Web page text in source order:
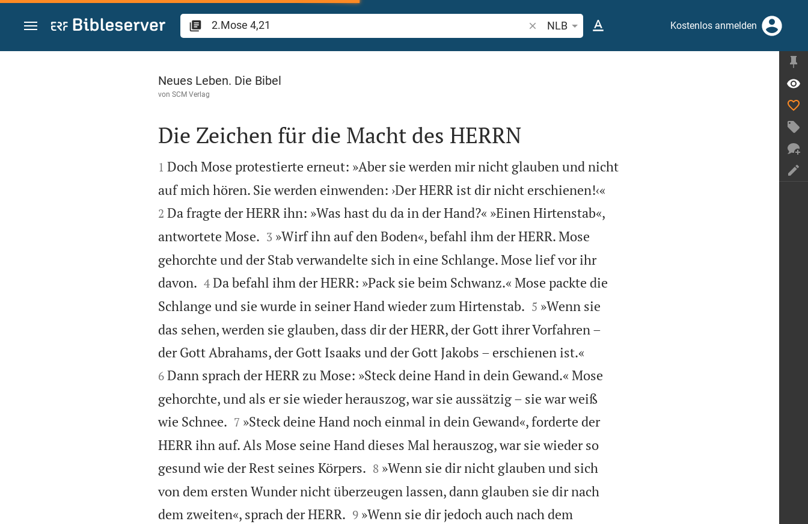
Zum Inhalt springen
Bibelstelle oder Begriff suchen
NLB Kostenlos anmelden
2.Mose 4
Neues Leben. Die Bibel
von SCM Verlag

Die Zeichen für die Macht des HERRN

1 Doch Mose protestierte erneut: »Aber sie werden mir nicht glauben und nicht
auf mich hören. Sie werden einwenden: ›Der HERR ist dir nicht erschienen!‹«
2 Da fragte der HERR ihn: »Was hast du da in der Hand?« »Einen Hirtenstab«,
antwortete Mose.
3 »Wirf ihn auf den Boden«, befahl ihm der HERR. Mose
gehorchte und der Stab verwandelte sich in eine Schlange. Mose lief vor ihr
davon.
4 Da befahl ihm der HERR: »Pack sie beim Schwanz.« Mose packte die
Schlange und sie wurde in seiner Hand wieder zum Hirtenstab.
5 »Wenn sie
das sehen, werden sie glauben, dass dir der HERR, der Gott ihrer Vorfahren –
der Gott Abrahams, der Gott Isaaks und der Gott Jakobs – erschienen ist.«
6 Dann sprach der HERR zu Mose: »Steck deine Hand in dein Gewand.« Mose
gehorchte, und als er sie wieder herauszog, war sie aussätzig – sie war weiß
wie Schnee.
7 »Steck deine Hand noch einmal in dein Gewand«, forderte der
HERR ihn auf. Als Mose seine Hand dieses Mal herauszog, war sie wieder so
gesund wie der Rest seines Körpers.
8 »Wenn sie dir nicht glauben und sich
von dem ersten Wunder nicht überzeugen lassen, dann glauben sie dir nach
dem zweiten«, sprach der HERR.
9 »Wenn sie dir jedoch auch nach dem